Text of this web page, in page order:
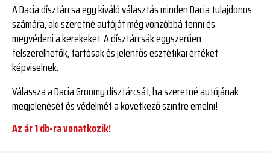
A Dacia dísztárcsa egy kiváló választás minden Dacia tulajdonos
számára, aki szeretné autóját még vonzóbbá tenni és
megvédeni a kerekeket. A dísztárcsák egyszerűen
felszerelhetők, tartósak és jelentős esztétikai értéket
képviselnek.
Válassza a Dacia Groomy dísztárcsát, ha szeretné autójának
megjelenését és védelmét a következő szintre emelni!
Az ár 1 db-ra vonatkozik!